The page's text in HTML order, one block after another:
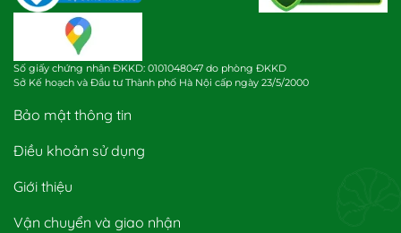
Số giấy chứng nhận ĐKKD: 0101048047 do phòng ĐKKD
Sở Kế hoạch và Đầu tư Thành phố Hà Nội cấp ngày 23/5/2000
Bảo mật thông tin
Điều khoản sử dụng
Giới thiệu
Vận chuyển và giao nhận